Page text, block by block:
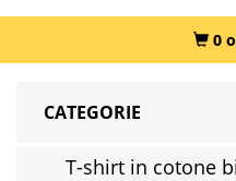
0
CATEGORIE
T-shirt in cotone